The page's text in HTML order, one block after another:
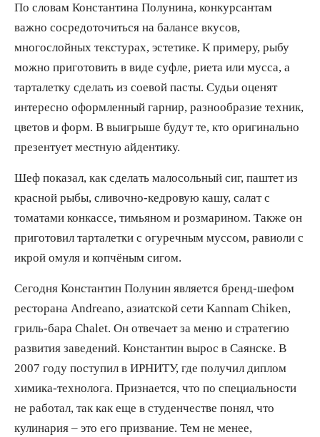
По словам Константина Полунина, конкурсантам
важно сосредоточиться на балансе вкусов,
многослойных текстурах, эстетике. К примеру, рыбу
можно приготовить в виде суфле, риета или мусса, а
тарталетку сделать из соевой пасты. Судьи оценят
интересно оформленный гарнир, разнообразие техник,
цветов и форм. В выигрыше будут те, кто оригинально
презентует местную айдентику.
Шеф показал, как сделать малосольный сиг, паштет из
красной рыбы, сливочно-кедровую кашу, салат с
томатами конкассе, тимьяном и розмарином. Также он
приготовил тарталетки с огуречным муссом, равиоли с
икрой омуля и копчёным сигом.
Сегодня Константин Полунин является бренд-шефом
ресторана Andreano, азиатской сети Kannam Chiken,
гриль-бара Chalet. Он отвечает за меню и стратегию
развития заведений. Константин вырос в Саянске. В
2007 году поступил в ИРНИТУ, где получил диплом
химика-технолога. Признается, что по специальности
не работал, так как еще в студенчестве понял, что
кулинария – это его призвание. Тем не менее,